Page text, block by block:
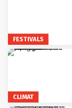
FESTIVALS
CLIMAT